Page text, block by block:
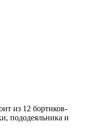
из 12 бортиков-
пододеяльника и